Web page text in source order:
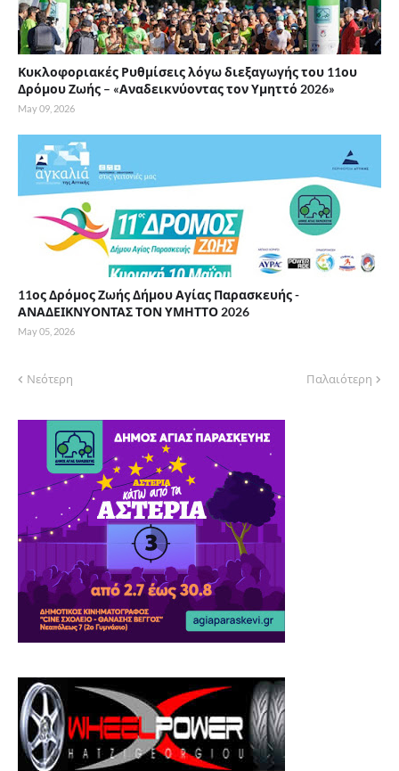
Κυκλοφοριακές Ρυθμίσεις λόγω διεξαγωγής του 11ου
Δρόμου Ζωής – «Αναδεικνύοντας τον Υμηττό 2026»
May 09, 2026
11ος Δρόμος Ζωής Δήμου Αγίας Παρασκευής -
ΑΝΑΔΕΙΚΝΥΟΝΤΑΣ ΤΟΝ ΥΜΗΤΤΟ 2026
May 05, 2026
Νεότερη Παλαιότερη